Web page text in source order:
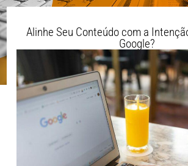
Alinhe Seu Conteúdo com a
Google?